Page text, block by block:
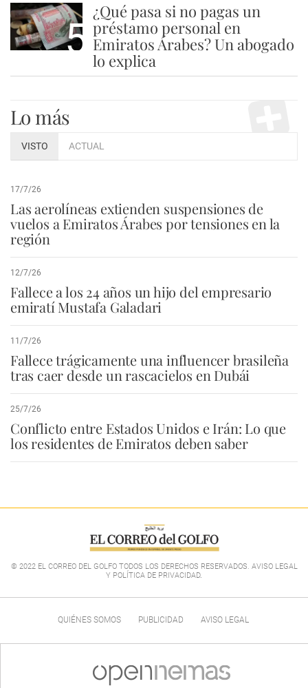
5
¿Qué pasa si no pagas un
préstamo personal en
Emiratos Árabes? Un abogado
lo explica
Lo más
VISTO ACTUAL
17/7/26
Las aerolíneas extienden suspensiones de
vuelos a Emiratos Árabes por tensiones en la
región
12/7/26
Fallece a los 24 años un hijo del empresario
emiratí Mustafa Galadari
11/7/26
Fallece trágicamente una influencer brasileña
tras caer desde un rascacielos en Dubái
25/7/26
Conflicto entre Estados Unidos e Irán: Lo que
los residentes de Emiratos deben saber
© 2022 EL CORREO DEL GOLFO TODOS LOS DERECHOS RESERVADOS. AVISO LEGAL
Y POLÍTICA DE PRIVACIDAD.
QUIÉNES SOMOS PUBLICIDAD AVISO LEGAL